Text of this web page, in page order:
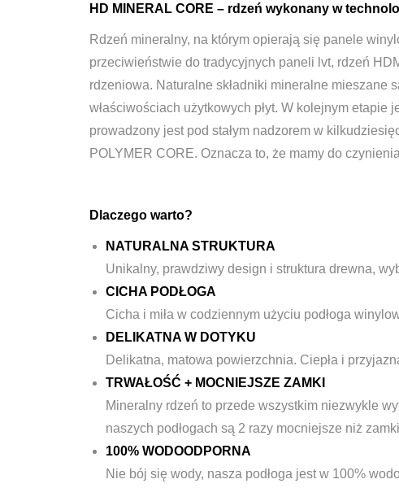
HD MINERAL CORE – rdzeń wykonany w
Rdzeń mineralny, na którym opierają się panele
przeciwieństwie do tradycyjnych paneli lvt, rdzeń
rdzeniowa. Naturalne składniki mineralne mieszane
właściwościach użytkowych płyt. W kolejnym
prowadzony jest pod stałym nadzorem w
POLYMER CORE. Oznacza to, że mamy do
Dlaczego warto?
NATURALNA STRUKTURA
Unikalny, prawdziwy design i struktura drewna,
CICHA PODŁOGA
Cicha i miła w codziennym użyciu podłoga
DELIKATNA W DOTYKU
Delikatna, matowa powierzchnia. Ciepła i
TRWAŁOŚĆ + MOCNIEJSZE ZAMKI
Mineralny rdzeń to przede wszystkim niezwykle
naszych podłogach są 2 razy mocniejsze niż
100% WODOODPORNA
Nie bój się wody, nasza podłoga jest w 100%